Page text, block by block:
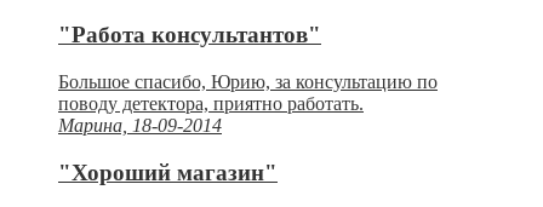
"Работа консультантов"
Большое спасибо, Юрию, за консультацию по
поводу детектора, приятно работать.
Марина, 18-09-2014
"Хороший магазин"